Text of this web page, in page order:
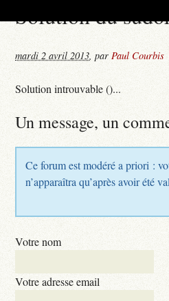
Solution du
mardi 2 avril 2013,parPaul Courbis
Solution introuvable ()...
Un message, un
Ce forum est modéré a priori :
n’apparaîtra qu’après avoir été
Votre nom
Votre adresse email